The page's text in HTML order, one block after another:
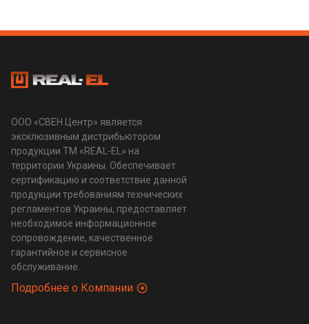
ООО «СВЕН Центр» является
эксклюзивным дистрибьютором
продукции ТМ «REAL-EL» на
территории Украины. Обеспечивает
сертификацию и соответствие данной
продукции требованиям технических
регламентов Украины, предоставляет
необходимое информационное
сопровождение, качественное
гарантийное и сервисное
обслуживание.
Подробнее о Компании